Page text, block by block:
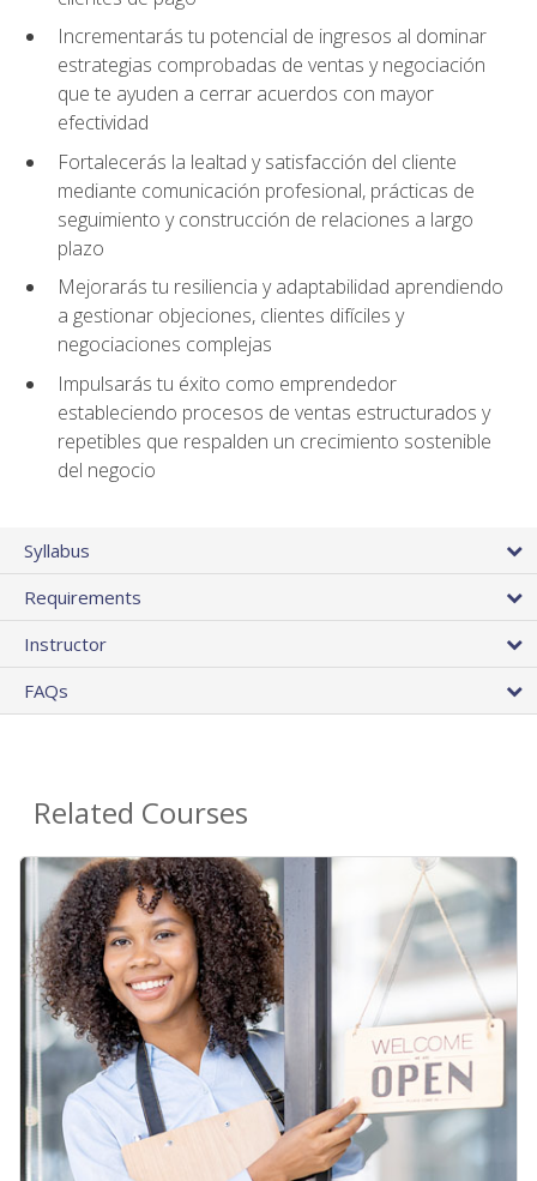
Incrementarás tu potencial de ingresos al dominar
estrategias comprobadas de ventas y negociación
que te ayuden a cerrar acuerdos con mayor
efectividad
Fortalecerás la lealtad y satisfacción del cliente
mediante comunicación profesional, prácticas de
seguimiento y construcción de relaciones a largo
plazo
Mejorarás tu resiliencia y adaptabilidad aprendiendo
a gestionar objeciones, clientes difíciles y
negociaciones complejas
Impulsarás tu éxito como emprendedor
estableciendo procesos de ventas estructurados y
repetibles que respalden un crecimiento sostenible
del negocio
Syllabus
Requirements
Instructor
FAQs
Related Courses